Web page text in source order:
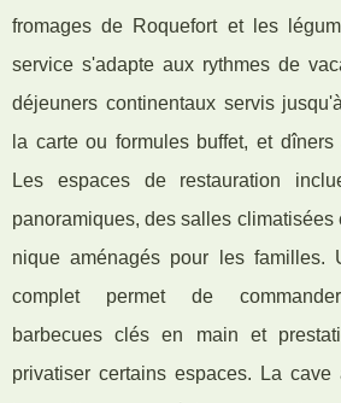
fromages de Roquefort et les
service s'adapte aux rythmes de
déjeuners continentaux servis
la carte ou formules buffet, et
Les espaces de restauration
panoramiques, des salles climatisées
nique aménagés pour les familles.
complet permet de commander
barbecues clés en main et
privatiser certains espaces. La